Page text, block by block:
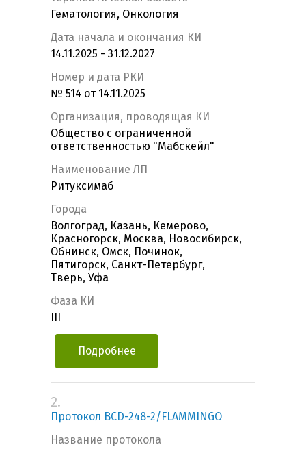
Гематология, Онкология
Дата начала и окончания КИ
14.11.2025 - 31.12.2027
Номер и дата РКИ
№ 514 от 14.11.2025
Организация, проводящая КИ
Общество с ограниченной
ответственностью "Мабскейл"
Наименование ЛП
Ритуксимаб
Города
Волгоград, Казань, Кемерово,
Красногорск, Москва, Новосибирск,
Обнинск, Омск, Починок,
Пятигорск, Санкт-Петербург,
Тверь, Уфа
Фаза КИ
Подробнее
2.
Протокол BCD-248-2/FLAMMINGO
Название протокола